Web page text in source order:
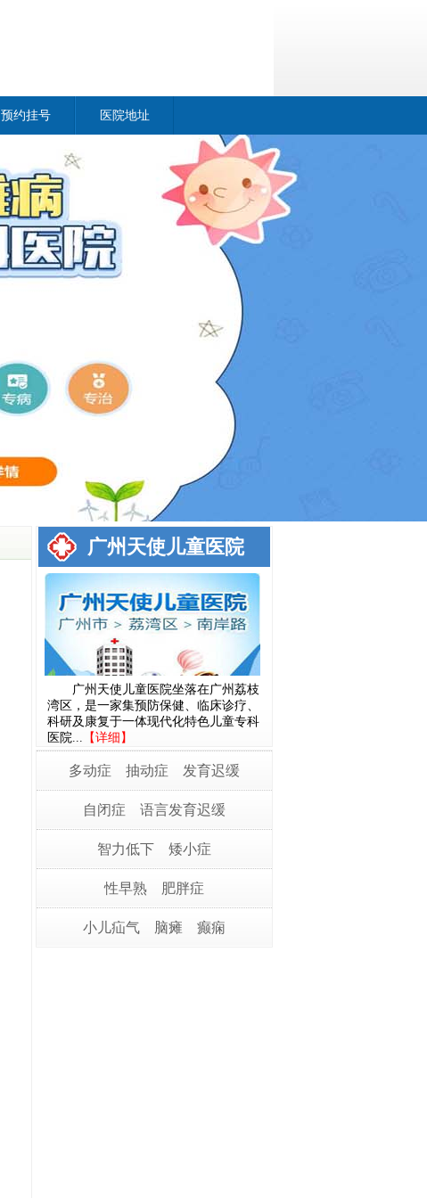
预约挂号 医院地址
广州天使儿童医院
广州天使儿童医院坐落在广州荔枝
湾区，是一家集预防保健、临床诊疗、
科研及康复于一体现代化特色儿童专科
医院... 【详细】
多动症 抽动症 发育迟缓
自闭症 语言发育迟缓
智力低下 矮小症
性早熟 肥胖症
小儿疝气 脑瘫 癫痫